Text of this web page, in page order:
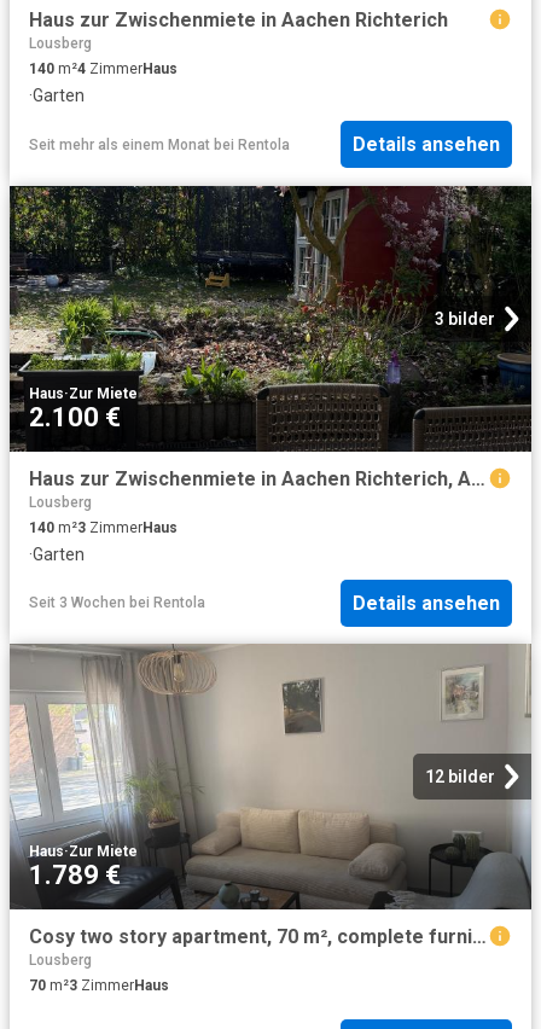
Haus zur Zwischenmiete in Aachen Richterich
Lousberg
140 m²4 ZimmerHaus
·Garten
Seit mehr als einem Monat bei Rentola Details ansehen
3 bilder
Haus·Zur Miete
2.100 €
Haus zur Zwischenmiete in Aachen Richterich, Aachen Amsterdam Apartments for Rent
Lousberg
140 m²3 ZimmerHaus
·Garten
Seit 3 Wochen bei Rentola Details ansehen
12 bilder
Haus·Zur Miete
1.789 €
Cosy two story apartment, 70 m², complete furniture
Lousberg
70 m²3 ZimmerHaus